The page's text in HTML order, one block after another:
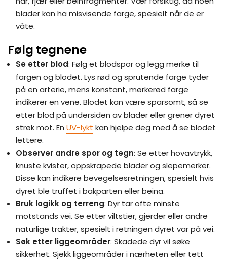
blader kan ha misvisende farge, spesielt når de er
våte.
Følg tegnene
Se etter blod: Følg et blodspor og legg merke til
fargen og blodet. Lys rød og sprutende farge tyder
på en arterie, mens konstant, mørkerød farge
indikerer en vene. Blodet kan være sparsomt, så se
etter blod på undersiden av blader eller grener dyret
strøk mot. En UV-lykt kan hjelpe deg med å se blodet
lettere.
Observer andre spor og tegn: Se etter hovavtrykk,
knuste kvister, oppskrapede blader og slepemerker.
Disse kan indikere bevegelsesretningen, spesielt hvis
dyret ble truffet i bakparten eller beina.
Bruk logikk og terreng: Dyr tar ofte minste
motstands vei. Se etter viltstier, gjerder eller andre
naturlige trakter, spesielt i retningen dyret var på vei.
Søk etter liggeområder: Skadede dyr vil søke
sikkerhet. Sjekk liggeområder i nærheten eller tett